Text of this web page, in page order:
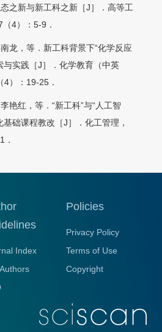
之新与新工科之新［J］．高等工
4）：5-9．
龙，等．新工科背景下“化学反应
与实践［J］．化学教育（中英
）：19-25．
艳红，等．“新工科”与“人工智
基础课程教改［J］．化工管理，
Index
Policies
Privacy Policy
Terms of Use
Copyright